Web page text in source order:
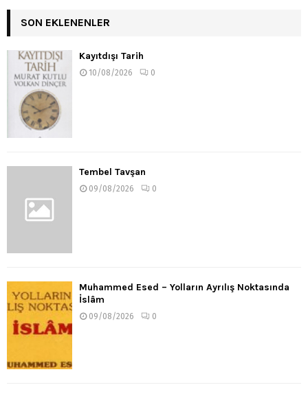
SON EKLENENLER
Kayıtdışı Tarih
10/08/2026 0
Tembel Tavşan
09/08/2026 0
Muhammed Esed – Yolların Ayrılış Noktasında
İslâm
09/08/2026 0